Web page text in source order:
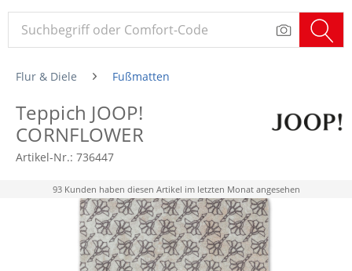
Flur & Diele Fußmatten
Teppich JOOP!
CORNFLOWER
Artikel-Nr.: 736447
93 Kunden haben diesen Artikel im letzten Monat angesehen